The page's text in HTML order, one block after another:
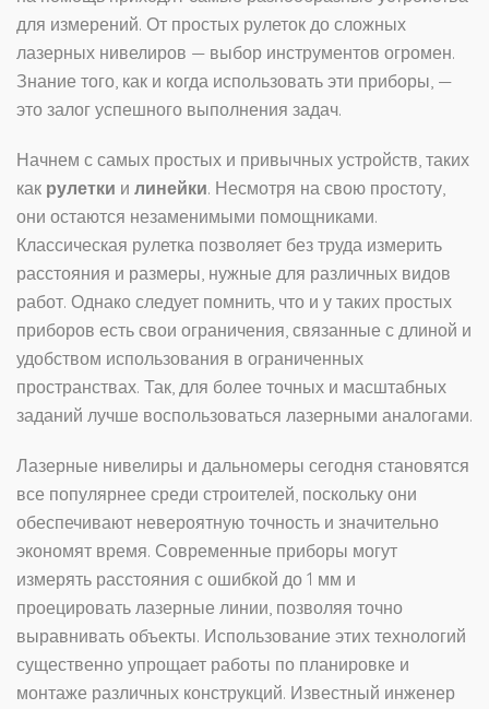
для измерений. От простых рулеток до сложных
лазерных нивелиров — выбор инструментов огромен.
Знание того, как и когда использовать эти приборы, —
это залог успешного выполнения задач.
Начнем с самых простых и привычных устройств, таких
как рулетки и линейки. Несмотря на свою простоту,
они остаются незаменимыми помощниками.
Классическая рулетка позволяет без труда измерить
расстояния и размеры, нужные для различных видов
работ. Однако следует помнить, что и у таких простых
приборов есть свои ограничения, связанные с длиной и
удобством использования в ограниченных
пространствах. Так, для более точных и масштабных
заданий лучше воспользоваться лазерными аналогами.
Лазерные нивелиры и дальномеры сегодня становятся
все популярнее среди строителей, поскольку они
обеспечивают невероятную точность и значительно
экономят время. Современные приборы могут
измерять расстояния с ошибкой до 1 мм и
проецировать лазерные линии, позволяя точно
выравнивать объекты. Использование этих технологий
существенно упрощает работы по планировке и
монтаже различных конструкций. Известный инженер